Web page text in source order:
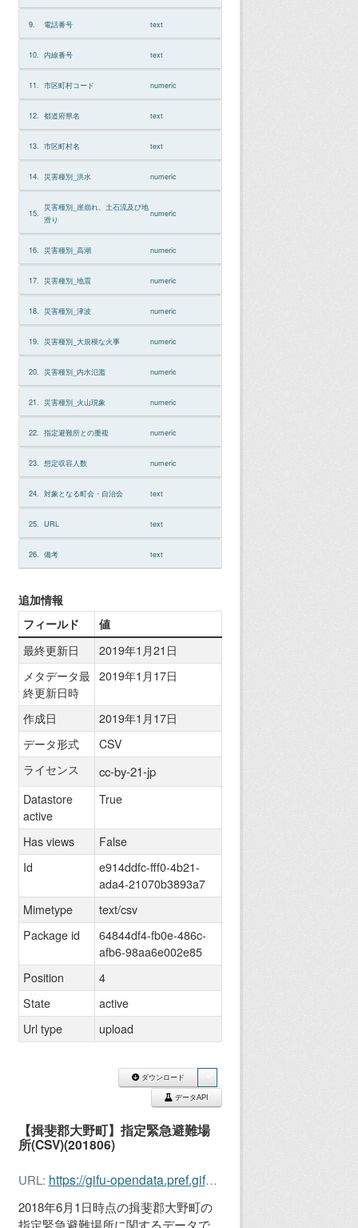
ダウンロード
データAPI
【揖斐郡大野町】指定緊急避難場
所(CSV)(201806)
URL: https://gifu-opendata.pref.gifu.lg.jp/dataset/64844df4-fb0e-486c-afb6-98aa6e002e85/resource/e914ddfc-fff0-4b21-ada4-21070b3893a7/download/214035evacuationspace201806.csv
2018年6月1日時点の揖斐郡大野町の
指定緊急避難場所に関するデータで
9. 電話番号 text
10. 内線番号 text
11. 市区町村コード numeric
12. 都道府県名 text
13. 市区町村名 text
14. 災害種別_洪水 numeric
15.
災害種別_崖崩れ、土石流及び地
滑り
numeric
16. 災害種別_高潮 numeric
17. 災害種別_地震 numeric
18. 災害種別_津波 numeric
19. 災害種別_大規模な火事 numeric
20. 災害種別_内水氾濫 numeric
21. 災害種別_火山現象 numeric
22. 指定避難所との重複 numeric
23. 想定収容人数 numeric
24. 対象となる町会・自治会 text
25. URL text
26. 備考 text
追加情報
フィールド
値
最終更新日
2019年1月21日
メタデータ最
終更新日時
2019年1月17日
作成日
2019年1月17日
データ形式
CSV
ライセンス
cc-by-21-jp
Datastore
active
True
Has views
False
Id
e914ddfc-fff0-4b21-
ada4-21070b3893a7
Mimetype
text/csv
Package id
64844df4-fb0e-486c-
afb6-98aa6e002e85
Position
4
State
active
Url type
upload